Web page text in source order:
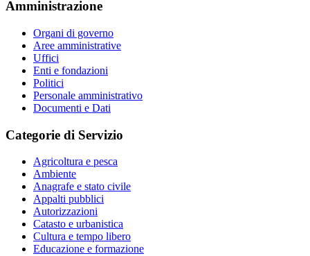
Amministrazione
Organi di governo
Aree amministrative
Uffici
Enti e fondazioni
Politici
Personale amministrativo
Documenti e Dati
Categorie di Servizio
Agricoltura e pesca
Ambiente
Anagrafe e stato civile
Appalti pubblici
Autorizzazioni
Catasto e urbanistica
Cultura e tempo libero
Educazione e formazione